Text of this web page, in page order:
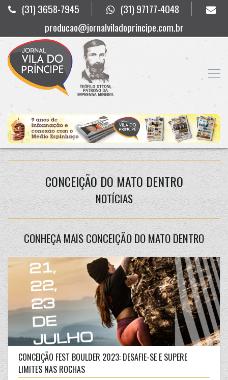
(31) 3658-7945
(31) 97177-4048
producao@jornalviladoprincipe.com.br
CONCEIÇÃO DO MATO DENTRO
NOTÍCIAS
CONHEÇA MAIS CONCEIÇÃO DO MATO DENTRO
CONCEIÇÃO FEST BOULDER 2023: DESAFIE-SE E SUPERE
LIMITES NAS ROCHAS